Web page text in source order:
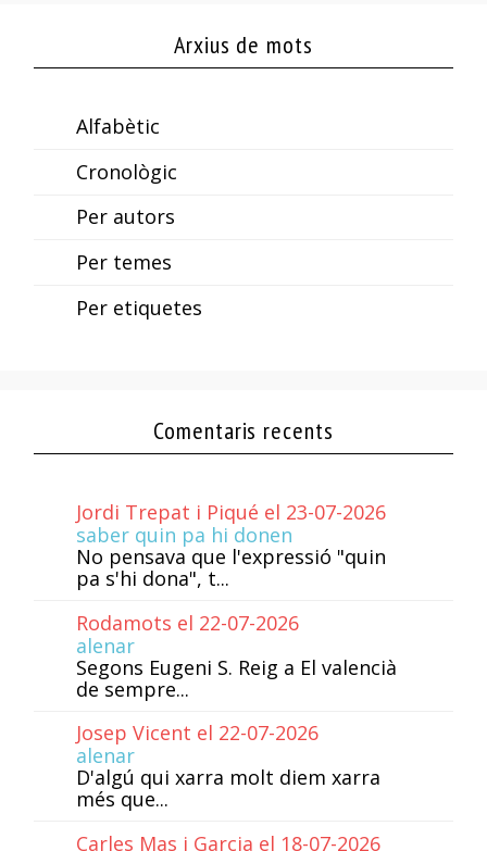
Arxius de mots
Alfabètic
Cronològic
Per autors
Per temes
Per etiquetes
Comentaris recents
Jordi Trepat i Piqué el 23-07-2026
saber quin pa hi donen
No pensava que l'expressió "quin
pa s'hi dona", t...
Rodamots el 22-07-2026
alenar
Segons Eugeni S. Reig a El valencià
de sempre...
Josep Vicent el 22-07-2026
alenar
D'algú qui xarra molt diem xarra
més que...
Carles Mas i Garcia el 18-07-2026